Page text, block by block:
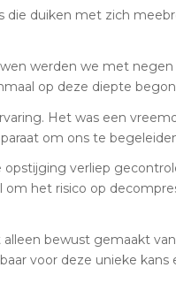
duiken met zich
werden we met
op deze diepte
Het was een
om ons te
verliep
het risico op
bewust gemaakt
voor deze unieke